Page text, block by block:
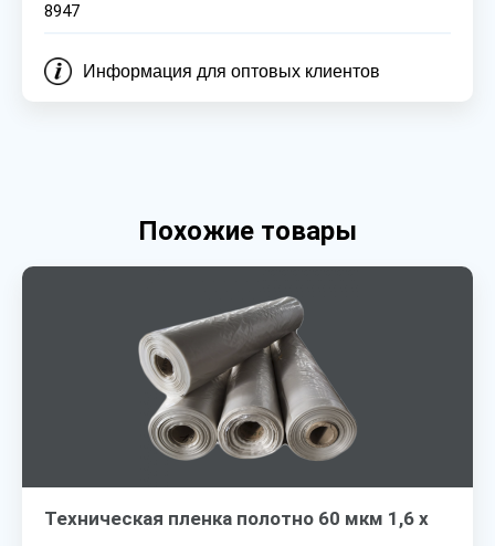
8947
Информация для оптовых клиентов
Похожие товары
Техническая пленка полотно 60 мкм 1,6 х